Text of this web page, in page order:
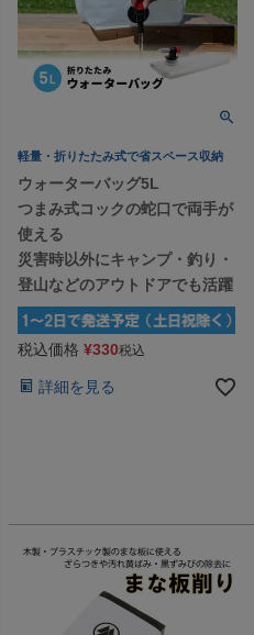
軽量・折りたたみ式で省スペース収納
ウォーターバッグ5L
つまみ式コックの蛇口で両手が
使える
災害時以外にキャンプ・釣り・
登山などのアウトドアでも活躍
税込価格 ¥330税込
詳細を見る